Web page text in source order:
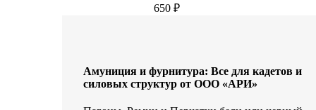
650 ₽
Амуниция и фурнитура: Все для кадетов и
силовых структур от ООО «АРИ»